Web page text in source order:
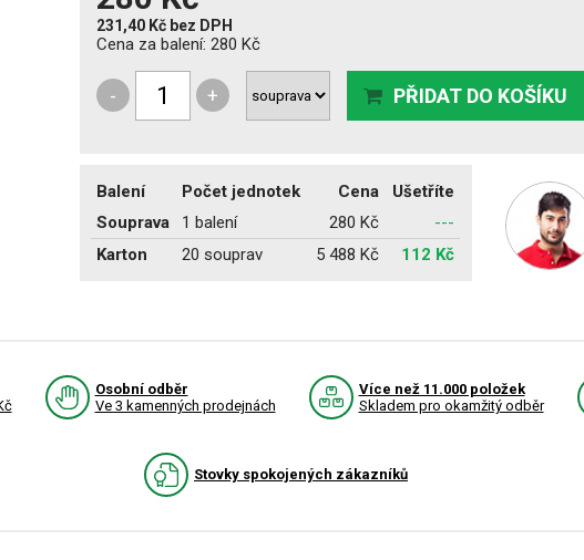
231,40 Kč bez DPH
Cena za balení:280 Kč
- + PŘIDAT DO KOŠÍKU
Balení Počet jednotek Cena
Ušetříte
Souprava
1 balení 280 Kč
---
Karton
20 souprav 5 488 Kč 112 Kč
Osobní odběr
Ve 3 kamenných prodejnách
Více než 11.000 položek
Skladem pro okamžitý odběr
Stovky spokojených zákazníků